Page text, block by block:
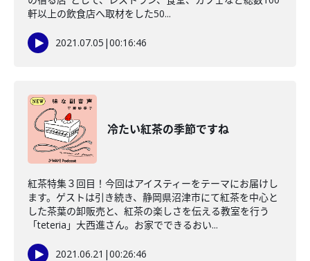
軒以上の飲食店へ取材をした50...
2021.07.05 |00:16:46
冷たい紅茶の季節ですね
紅茶特集３回目！今回はアイスティーをテーマにお届けし
ます。ゲストは引き続き、静岡県沼津市にて紅茶を中心と
した茶葉の卸販売と、紅茶の楽しさを伝える教室を行う
「teteria」大西進さん。お家でできるおい...
2021.06.21 |00:26:46